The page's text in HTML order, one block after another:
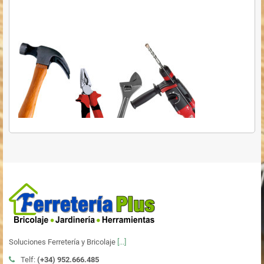
Soluciones Ferretería y Bricolaje [...]
Telf: (+34) 952.666.485